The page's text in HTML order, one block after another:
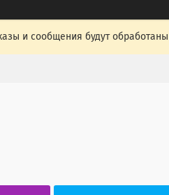
и сообщения будут